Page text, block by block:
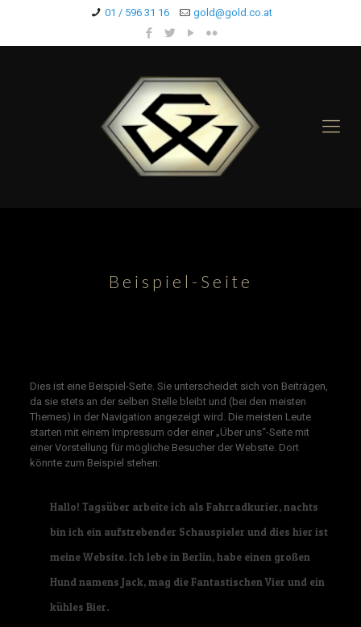
01 / 596 31 16 gold@gold.co.at
Beispiel-Seite
Dies ist eine Beispiel-Seite. Sie unterscheidet sich von Beiträgen,
da sie stets an der selben Stelle bleibt und (bei den meisten
Themes) in der Navigation angezeigt wird. Die meisten Leute
starten mit einem Impressum oder einer „Über uns“-Seite mit
einer Vorstellung für mögliche Besucher der Website. Dort
könnte zum Beispiel stehen:
Hallo! Tagsüber arbeite ich als Fahrradkurier, nachts
bin ich ein aufstrebender Schauspieler und dies hier ist
meine Website. Ich lebe in Berlin, habe einen großen
Hund namens Jack, mag die Fantastischen Vier und ein
kühles Bier.